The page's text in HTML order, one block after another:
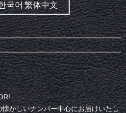
한국어 繁体中文
かしいナンバー中心にお届けいたし